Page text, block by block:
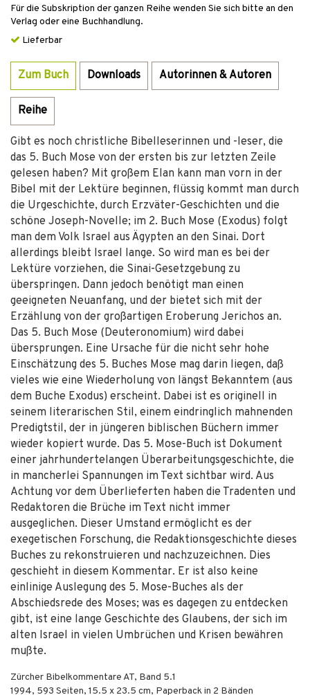
Für die Subskription der ganzen Reihe wenden Sie sich bitte an den
Verlag oder eine Buchhandlung.
Lieferbar
Zum Buch Downloads Autorinnen & Autoren
Reihe
Gibt es noch christliche Bibelleserinnen und -leser, die
das 5. Buch Mose von der ersten bis zur letzten Zeile
gelesen haben? Mit großem Elan kann man vorn in der
Bibel mit der Lektüre beginnen, flüssig kommt man durch
die Urgeschichte, durch Erzväter-Geschichten und die
schöne Joseph-Novelle; im 2. Buch Mose (Exodus) folgt
man dem Volk Israel aus Ägypten an den Sinai. Dort
allerdings bleibt Israel lange. So wird man es bei der
Lektüre vorziehen, die Sinai-Gesetzgebung zu
überspringen. Dann jedoch benötigt man einen
geeigneten Neuanfang, und der bietet sich mit der
Erzählung von der großartigen Eroberung Jerichos an.
Das 5. Buch Mose (Deuteronomium) wird dabei
übersprungen. Eine Ursache für die nicht sehr hohe
Einschätzung des 5. Buches Mose mag darin liegen, daß
vieles wie eine Wiederholung von längst Bekanntem (aus
dem Buche Exodus) erscheint. Dabei ist es originell in
seinem literarischen Stil, einem eindringlich mahnenden
Predigtstil, der in jüngeren biblischen Büchern immer
wieder kopiert wurde. Das 5. Mose-Buch ist Dokument
einer jahrhundertelangen Überarbeitungsgeschichte, die
in mancherlei Spannungen im Text sichtbar wird. Aus
Achtung vor dem Überlieferten haben die Tradenten und
Redaktoren die Brüche im Text nicht immer
ausgeglichen. Dieser Umstand ermöglicht es der
exegetischen Forschung, die Redaktionsgeschichte dieses
Buches zu rekonstruieren und nachzuzeichnen. Dies
geschieht in diesem Kommentar. Er ist also keine
einlinige Auslegung des 5. Mose-Buches als der
Abschiedsrede des Moses; was es dagegen zu entdecken
gibt, ist eine lange Geschichte des Glaubens, der sich im
alten Israel in vielen Umbrüchen und Krisen bewähren
mußte.
Zürcher Bibelkommentare AT, Band 5.1
1994, 593 Seiten, 15.5 x 23.5 cm, Paperbackin 2 Bänden